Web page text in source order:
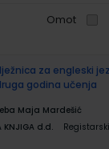
Omot
za engleski
godina učenja
Maja Mardešić
KNJIGA d.d.